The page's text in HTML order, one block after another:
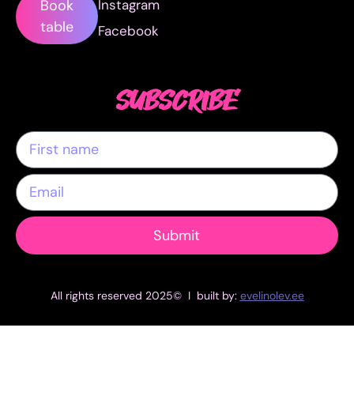
Book
table
Instagram
Facebook
SUBSCRIBE
Submit
All rights reserved 2025© I built by: evelinolev.ee